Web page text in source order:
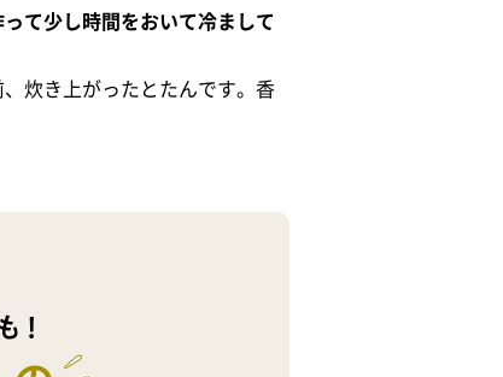
て少し時間をおいて冷まして
炊き上がったとたんです。香